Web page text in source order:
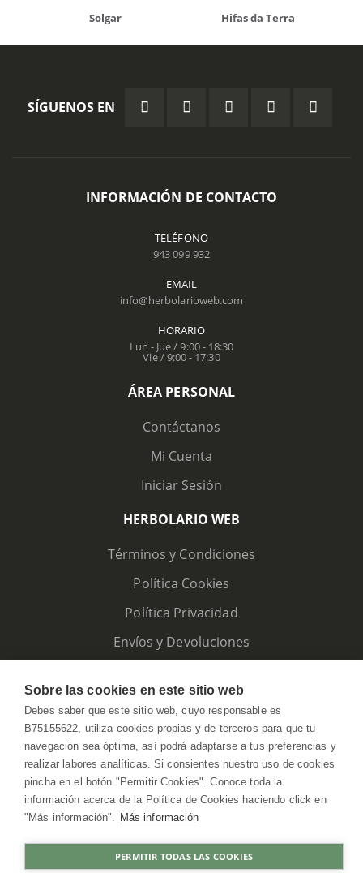
Solgar Hifas da Terra
SÍGUENOS EN
INFORMACIÓN DE CONTACTO
TELÉFONO
943 099 932
EMAIL
info@herbolarioweb.com
HORARIO
Lun - Jue / 9:00 - 18:30
Vie / 9:00 - 17:30
ÁREA PERSONAL
Contáctanos
Mi Cuenta
Iniciar Sesión
HERBOLARIO WEB
Términos y Condiciones
Política Cookies
Política Privacidad
Envíos y Devoluciones
HerbolarioWeb © 2026. All Rights Reserved
Sobre las cookies en este sitio web
Debes saber que este sitio web, cuyo responsable es
B75155622, utiliza cookies propias y de terceros para que tu
navegación sea óptima, así podrá adaptarse a tus preferencias y
realizar labores analíticas. Si consientes nuestro uso de cookies
pincha en el botón "Permitir Cookies". Conoce toda la
información acerca de la Política de Cookies haciendo click en
"Más información". Más información
PERMITIR TODAS LAS COOKIES